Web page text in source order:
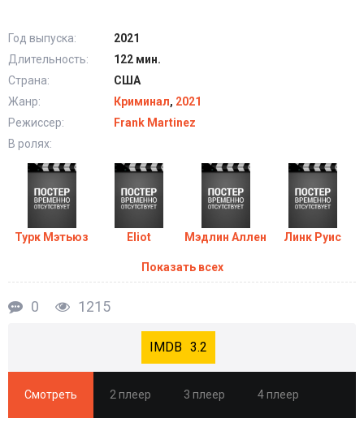
Год выпуска:
2021
Длительность:
122 мин.
Страна:
США
Жанр:
Криминал, 2021
Режиссер:
Frank Martinez
В ролях:
Турк Мэтьюз Eliot Мэдлин Аллен Линк Руис
Показать всех
0 1215
3.2
Смотреть 2 плеер 3 плеер 4 плеер